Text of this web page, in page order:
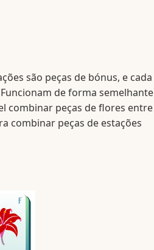
são peças de bónus, e cada
de forma semelhante
combinar peças de flores entre
combinar peças de estações